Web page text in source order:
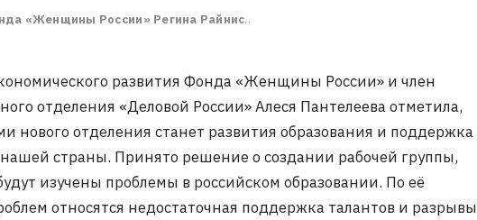
«Женщины России» Регина Райнис..
развития Фонда «Женщины России» и член
отделения «Деловой России» Алеся Пантелеева отметила,
нового отделения станет развития образования и поддержка
страны. Принято решение о создании рабочей группы,
изучены проблемы в российском образовании. По её
относятся недостаточная поддержка талантов и разрывы